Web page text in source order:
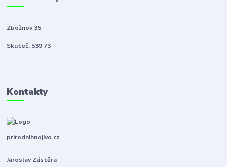
Zbožnov 35
Skuteč, 539 73
Kontakty
prirodnihnojivo.cz
Jaroslav Zástěra